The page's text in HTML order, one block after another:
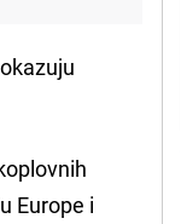
Europe i